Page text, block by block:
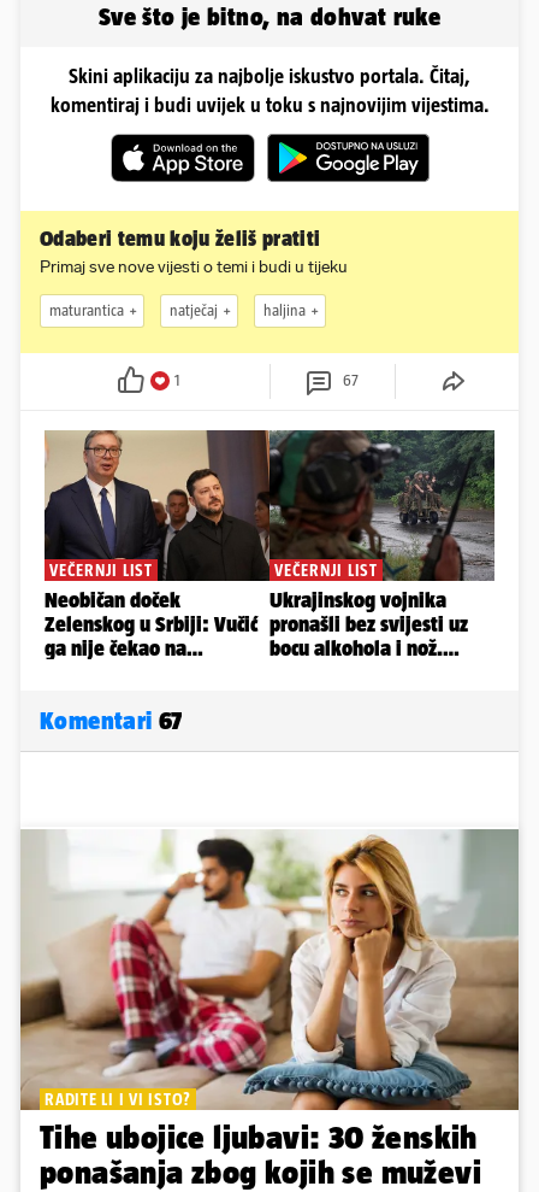
Sve što je bitno, na dohvat ruke
Skini aplikaciju za najbolje iskustvo portala. Čitaj,
komentiraj i budi uvijek u toku s najnovijim vijestima.
Odaberi temu koju želiš pratiti
Primaj sve nove vijesti o temi i budi u tijeku
maturantica natječaj haljina
1 67
Komentari 67
RADITE LI I VI ISTO?
Tihe ubojice ljubavi: 30 ženskih
ponašanja zbog kojih se muževi